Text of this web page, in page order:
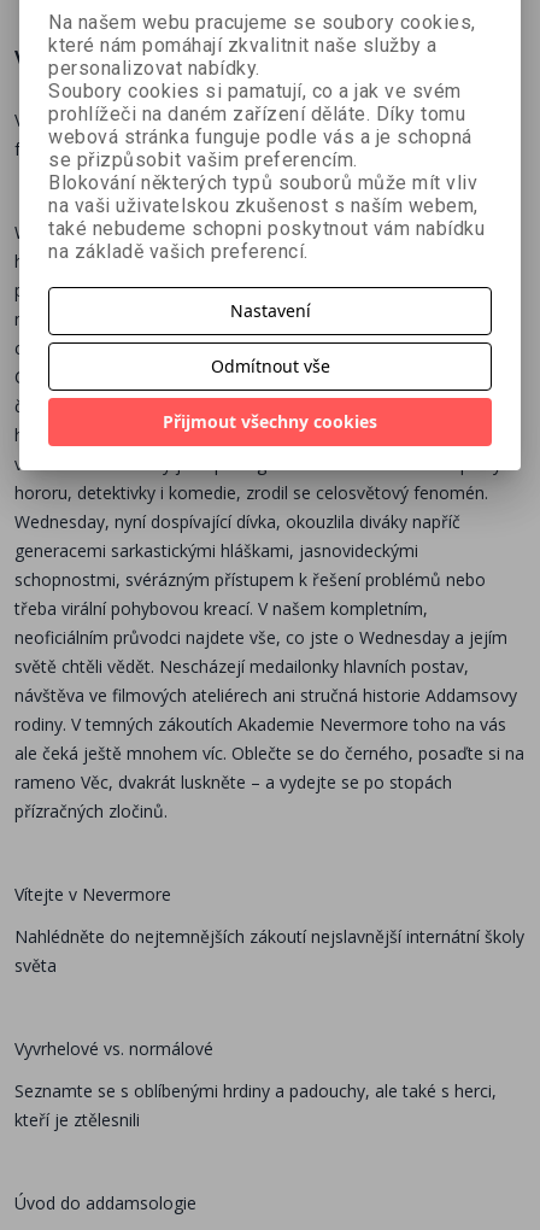
Více o knize
Vstupte do přízračného světa děsivě úchvatného seriálového
fenoménu v našem 100% neoficiálním průvodci.
Wednesday Addamsová rozhodně nepatří k typickým dívčím
hrdinkám. Chová se odměřeně, nejde daleko pro jízlivou
poznámku a čas od času také neodolá experimentům s
mučením. Zároveň však vyniká nevšední inteligencí a
cílevědomostí, navíc za všech okolností zůstává sama sebou.
Copatá holčička si původně získala přízeň publika jako ikonická
členka rodiny Addamsových – fanoušci oceňovali její černý
humor i nezaměnitelný gotický styl. Když se pak v roce 2022
vrátila na obrazovky jako protagonistka nového seriálu s prvky
hororu, detektivky i komedie, zrodil se celosvětový fenomén.
Wednesday, nyní dospívající dívka, okouzlila diváky napříč
generacemi sarkastickými hláškami, jasnovideckými
schopnostmi, svérázným přístupem k řešení problémů nebo
třeba virální pohybovou kreací. V našem kompletním,
neoficiálním průvodci najdete vše, co jste o Wednesday a jejím
světě chtěli vědět. Nescházejí medailonky hlavních postav,
návštěva ve filmových ateliérech ani stručná historie Addamsovy
rodiny. V temných zákoutích Akademie Nevermore toho na vás
ale čeká ještě mnohem víc. Oblečte se do černého, posaďte si na
rameno Věc, dvakrát luskněte – a vydejte se po stopách
přízračných zločinů.
Vítejte v Nevermore
Nahlédněte do nejtemnějších zákoutí nejslavnější internátní školy
světa
Vyvrhelové vs. normálové
Seznamte se s oblíbenými hrdiny a padouchy, ale také s herci,
kteří je ztělesnili
Úvod do addamsologie
Na našem webu pracujeme se soubory cookies,
které nám pomáhají zkvalitnit naše služby a
personalizovat nabídky.
Soubory cookies si pamatují, co a jak ve svém
prohlížeči na daném zařízení děláte. Díky tomu
webová stránka funguje podle vás a je schopná
se přizpůsobit vašim preferencím.
Blokování některých typů souborů může mít vliv
na vaši uživatelskou zkušenost s naším webem,
také nebudeme schopni poskytnout vám nabídku
na základě vašich preferencí.
Nastavení
Odmítnout vše
Přijmout všechny cookies